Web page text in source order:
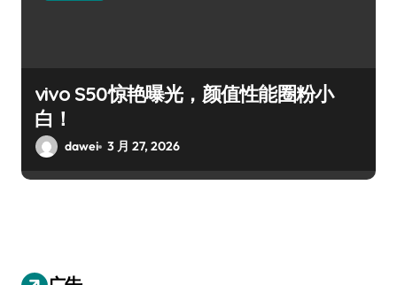
vivo S50惊艳曝光，颜值性能圈粉小
白！
dawei 3 月 27, 2026